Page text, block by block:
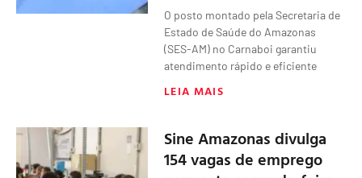
O posto montado pela Secretaria de
Estado de Saúde do Amazonas
(SES-AM) no Carnaboi garantiu
atendimento rápido e eficiente
LEIA MAIS
Sine Amazonas divulga
154 vagas de emprego